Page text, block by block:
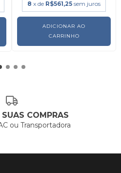
8 x de R$561,25 sem juros
ADICIONAR AO
CARRINHO
COMPRAS
ou Transportadora